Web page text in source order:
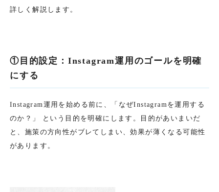
詳しく解説します。
①目的設定：Instagram運用のゴールを明確
にする
Instagram運用を始める前に、「なぜInstagramを運用する
のか？」 という目的を明確にします。目的があいまいだ
と、施策の方向性がブレてしまい、効果が薄くなる可能性
があります。